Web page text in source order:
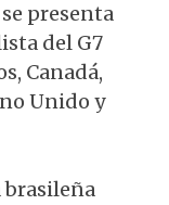
presenta
del G7
Canadá,
Unido y